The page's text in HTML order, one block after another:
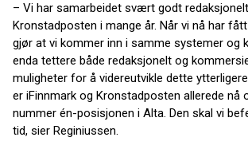
– Vi har samarbeidet svært godt
Kronstadposten i mange år. Når vi nå har
gjør at vi kommer inn i samme systemer og
enda tettere både redaksjonelt og
muligheter for å videreutvikle dette
er iFinnmark og Kronstadposten allerede nå
nummer én-posisjonen i Alta. Den skal vi
tid, sier Reginiussen.